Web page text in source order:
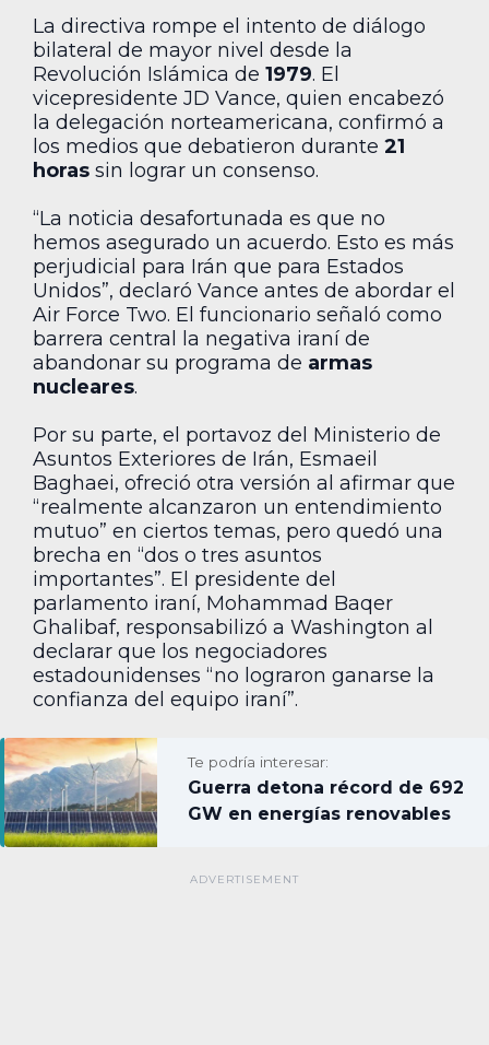
La directiva rompe el intento de diálogo
bilateral de mayor nivel desde la
Revolución Islámica de 1979. El
vicepresidente JD Vance, quien encabezó
la delegación norteamericana, confirmó a
los medios que debatieron durante 21
horas sin lograr un consenso.
“La noticia desafortunada es que no
hemos asegurado un acuerdo. Esto es más
perjudicial para Irán que para Estados
Unidos”, declaró Vance antes de abordar el
Air Force Two. El funcionario señaló como
barrera central la negativa iraní de
abandonar su programa de armas
nucleares.
Por su parte, el portavoz del Ministerio de
Asuntos Exteriores de Irán, Esmaeil
Baghaei, ofreció otra versión al afirmar que
“realmente alcanzaron un entendimiento
mutuo” en ciertos temas, pero quedó una
brecha en “dos o tres asuntos
importantes”. El presidente del
parlamento iraní, Mohammad Baqer
Ghalibaf, responsabilizó a Washington al
declarar que los negociadores
estadounidenses “no lograron ganarse la
confianza del equipo iraní”.
Te podría interesar:
Guerra detona récord de 692
GW en energías renovables